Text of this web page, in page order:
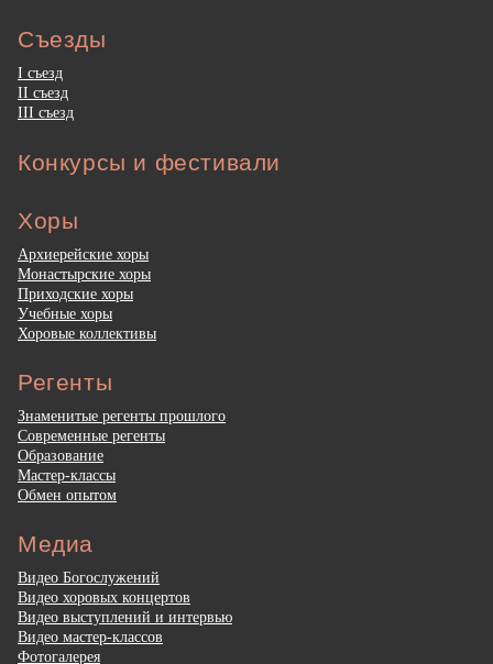
Съезды
I съезд
II съезд
III съезд
Конкурсы и фестивали
Хоры
Архиерейские хоры
Монастырские хоры
Приходские хоры
Учебные хоры
Хоровые коллективы
Регенты
Знаменитые регенты прошлого
Современные регенты
Образование
Мастер-классы
Обмен опытом
Медиа
Видео Богослужений
Видео хоровых концертов
Видео выступлений и интервью
Видео мастер-классов
Фотогалерея